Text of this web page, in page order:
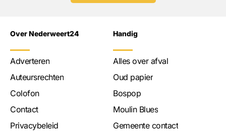
Over Nederweert24
Adverteren
Auteursrechten
Colofon
Contact
Privacybeleid
Handig
Alles over afval
Oud papier
Bospop
Moulin Blues
Gemeente contact